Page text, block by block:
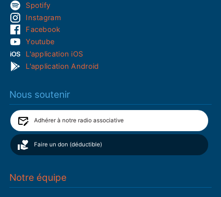
Spotify
Instagram
Facebook
Youtube
L'application iOS
L'application Android
Nous soutenir
Adhérer à notre radio associative
Faire un don (déductible)
Notre équipe